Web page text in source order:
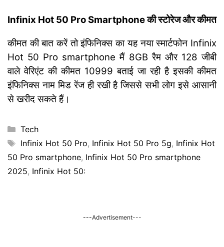
Infinix Hot 50 Pro Smartphone की स्टोरेज और कीमत
कीमत की बात करें तो इंफिनिक्स का यह नया स्मार्टफोन Infinix
Hot 50 Pro smartphone मैं 8GB रैम और 128 जीबी
वाले वेरिएंट की कीमत 10999 बताई जा रही है इसकी कीमत
इंफिनिक्स नाम मिड रेंज ही रखी है जिससे सभी लोग इसे आसानी
से खरीद सकते हैं।
Categories
Tech
Tags
Infinix Hot 50 Pro, Infinix Hot 50 Pro 5g, Infinix Hot
50 Pro smartphone, Infinix Hot 50 Pro smartphone
2025, Infinix Hot 50:
---Advertisement---